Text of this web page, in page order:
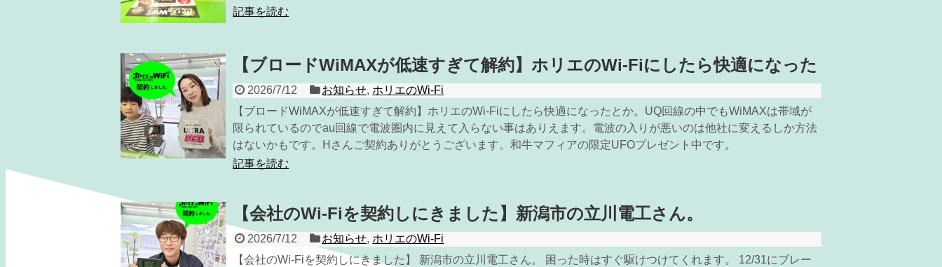
記事を読む
【ブロードWiMAXが低速すぎて解約】ホリエのWi-Fiにしたら快適になった
2026/7/12 お知らせ,ホリエのWi-Fi
【ブロードWiMAXが低速すぎて解約】ホリエのWi-Fiにしたら快適になったとか。UQ回線の中でもWiMAXは帯域が
限られているのでau回線で電波圏内に見えて入らない事はありえます。電波の入りが悪いのは他社に変えるしか方法
はないかもです。Hさんご契約ありがとうございます。和牛マフィアの限定UFOプレゼント中です。
記事を読む
【会社のWi-Fiを契約しにきました】新潟市の立川電工さん。
2026/7/12 お知らせ,ホリエのWi-Fi
【会社のWi-Fiを契約しにきました】 新潟市の立川電工さん。 困った時はすぐ駆けつけてくれます。 12/31にブレー